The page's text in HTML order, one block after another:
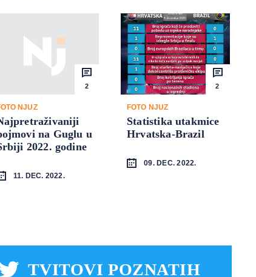
2
NJUZ
na Guglu u
2022. godine
11. DEC. 2022.
2
FOTO NJUZ
Statistika utakmice
Hrvatska-Brazil
09. DEC. 2022.
TVITOVI POZNATIH